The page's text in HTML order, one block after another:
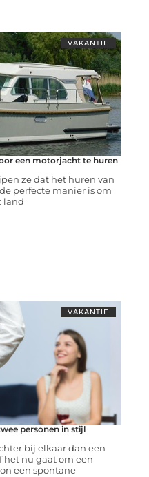
VAKANTIE
een motorjacht te huren
ze dat het huren van
perfecte manier is om
land
VAKANTIE
personen in stijl
bij elkaar dan een
het nu gaat om een
een spontane